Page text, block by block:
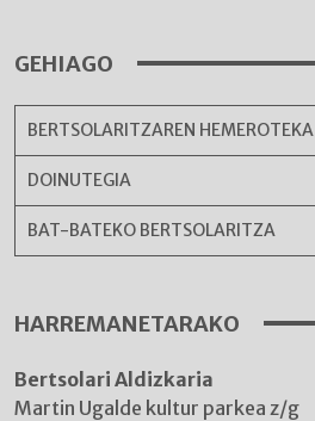
GEHIAGO
BERTSOLARITZAREN HEMEROTEKA
DOINUTEGIA
BAT-BATEKO BERTSOLARITZA
HARREMANETARAKO
Bertsolari Aldizkaria
Martin Ugalde kultur parkea z/g